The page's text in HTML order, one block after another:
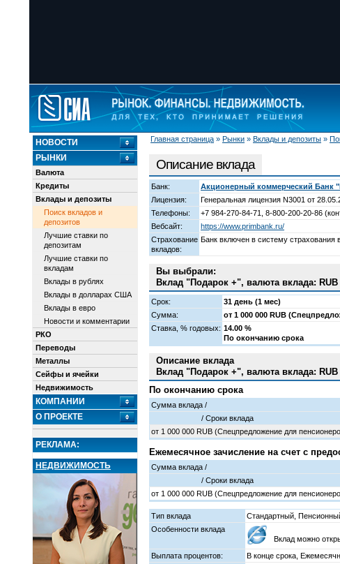
Главная страница » Рынки » Вклады и депозиты »
НОВОСТИ
РЫНКИ
Валюта
Кредиты
Вклады и депозиты
Поиск вкладов и
депозитов
Лучшие ставки по
депозитам
Лучшие ставки по
вкладам
Вклады в рублях
Вклады в долларах США
Вклады в евро
Новости и комментарии
РКО
Переводы
Металлы
Сейфы и ячейки
Недвижимость
КОМПАНИИ
О ПРОЕКТЕ
РЕКЛАМА:
НЕДВИЖИМОСТЬ
Описание вклада
Банк:
Акционерный коммерческий Банк
Лицензия:
Генеральная лицензия N3001 от
Телефоны:
+7 984-270-84-71, 8-800-200-20-86
Вебсайт:
https://www.primbank.ru/
Страхование
вкладов:
Банк включен в систему страхования
Вы выбрали:
Вклад "Подарок +", валюта вклада: RUB
Срок:
31 день (1 мес)
Сумма:
от 1 000 000 RUB
Cтавка, % годовых: 14.00 %
По окончанию срока
Описание вклада
Вклад "Подарок +", валюта вклада: RUB
По окончанию срока
Сумма вклада /
/ Cроки вклада
от 1 000 000 RUB (Спецпредложение для
Ежемесячное зачисление на счет с
Сумма вклада /
/ Cроки вклада
от 1 000 000 RUB (Спецпредложение для
Тип вклада
Стандартный,
Особенности вклада
Вклад можно
Выплата процентов:
В конце срока,